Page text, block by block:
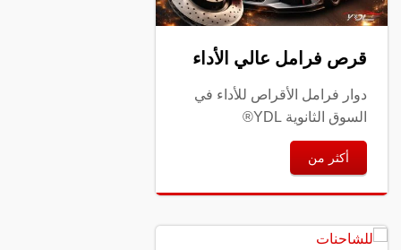
قرص فرامل عالي الأداء
دوار فرامل الأقراص للأداء في
السوق الثانوية YDL®
أكثر من